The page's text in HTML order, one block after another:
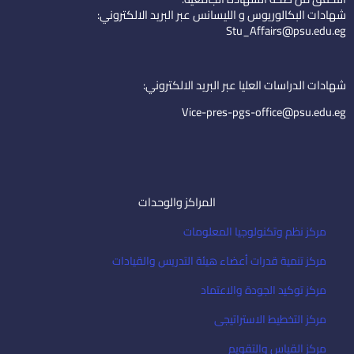
-
e
i
l
u
b
e
d
شهادات البكالوريوس و الليسانس عبر البريد الالكتروني:
Stu_Affairs@psu.edu.eg
شهادات الدراسات العليا عبر البريد الالكتروني:
Vice-pres-pgs-office@psu.edu.eg
المراكز والوحدات
مركز نظم وتكنولوجيا المعلومات
مركز تنمية قدرات أعضاء هيئة التدريس والقيادات
مركز توكيد الجودة والاعتماد
مركز التخطيط الاستراتيجى
مركز القياس والتقويم